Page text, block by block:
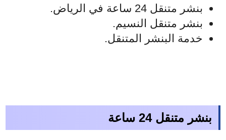
بنشر متنقل 24 ساعة في الرياض.
بنشر متنقل النسيم.
خدمة البنشر المتنقل.
بنشر متنقل 24 ساعة